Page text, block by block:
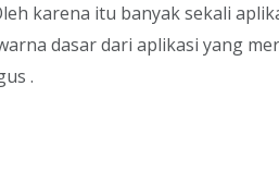
karena itu banyak sekali
dasar dari aplikasi yang
.